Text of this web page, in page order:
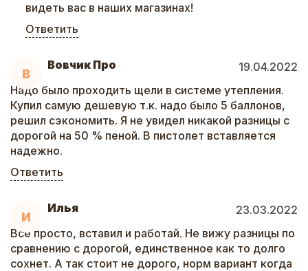
видеть вас в наших магазинах!
Ответить
В
Вовчик Про
19.04.2022
Надо было проходить щели в системе утепления.
Купил самую дешевую т.к. надо было 5 баллонов,
решил сэкономить. Я не увидел никакой разницы с
дорогой на 50 % пеной. В пистолет вставляется
надежно.
Ответить
И
Илья
23.03.2022
Все просто, вставил и работай. Не вижу разницы по
сравнению с дорогой, единственное как то долго
сохнет. А так стоит не дорого, норм вариант когда